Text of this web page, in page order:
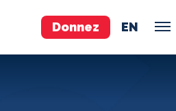
Donnez EN